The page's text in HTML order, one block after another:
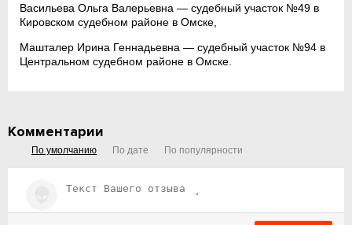
Васильева Ольга Валерьевна — судебный участок №49 в
Кировском судебном районе в Омске,
Машталер Ирина Геннадьевна — судебный участок №94 в
Центральном судебном районе в Омске.
Комментарии
По умолчанию По дате По популярности